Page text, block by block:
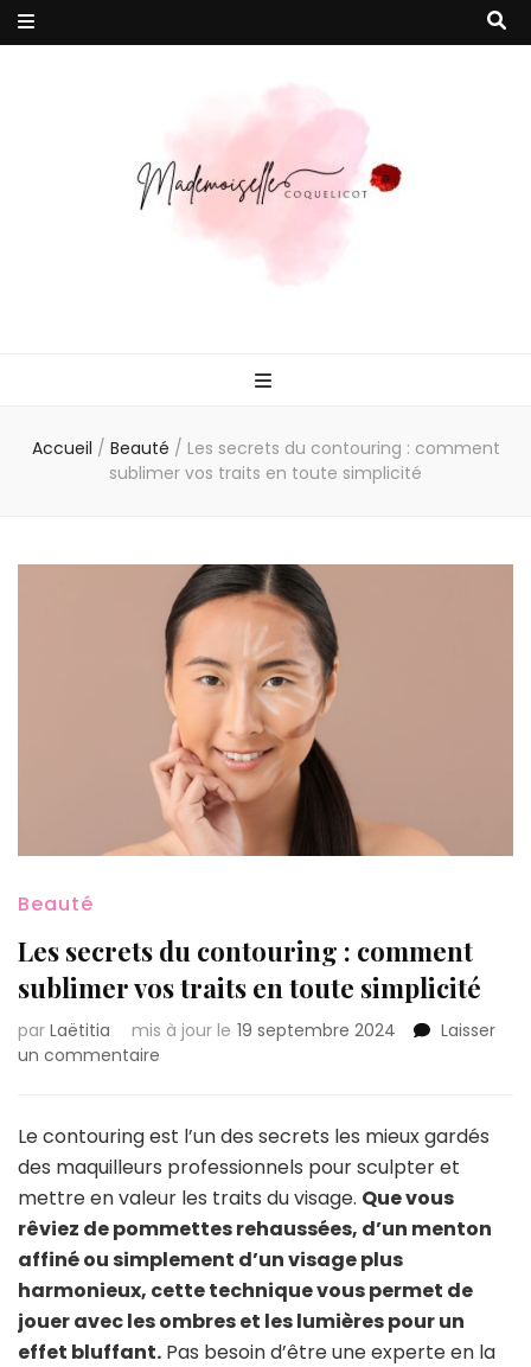
Coquelicot
Accueil / Beauté / Les secrets du contouring : comment
sublimer vos traits en toute simplicité
Beauté
Les secrets du contouring : comment
sublimer vos traits en toute simplicité
par Laëtitia mis à jour le 19 septembre 2024
Laisser
un commentaire
du
:
comment
sublimer
vos
en
toute
simplicité
Le contouring est l’un des secrets les mieux gardés
des maquilleurs professionnels pour sculpter et
mettre en valeur les traits du visage. Que vous
rêviez de pommettes rehaussées, d’un menton
affiné ou simplement d’un visage plus
harmonieux, cette technique vous permet de
jouer avec les ombres et les lumières pour un
effet bluffant. Pas besoin d’être une experte en la